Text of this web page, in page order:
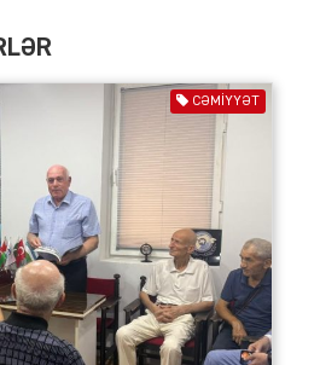
CƏMIYYƏT